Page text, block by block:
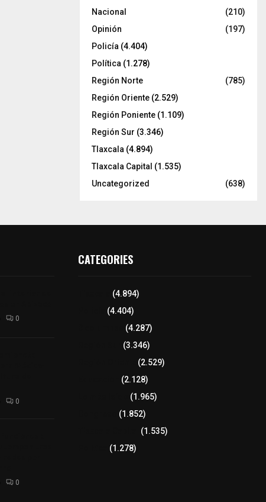
Nacional
(210)
Opinión
(197)
Policía (4.404)
Política (1.278)
Región Norte
(785)
Región Oriente (2.529)
Región Poniente (1.109)
Región Sur (3.346)
Tlaxcala (4.894)
Tlaxcala Capital (1.535)
Uncategorized
(638)
0
0
0
CATEGORIES
(4.894)
(4.404)
(4.287)
(3.346)
(2.529)
(2.128)
(1.965)
(1.852)
(1.535)
(1.278)